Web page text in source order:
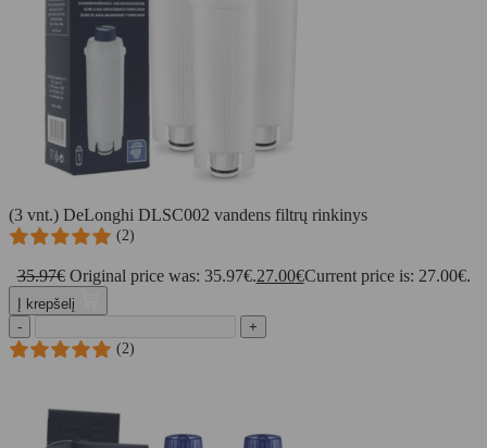
(3 vnt.) DeLonghi DLSC002 vandens filtrų rinkinys
(2)
35.97€ Original price was: 35.97€.27.00€Current price is: 27.00€.
Į krepšelį
-
+
(2)